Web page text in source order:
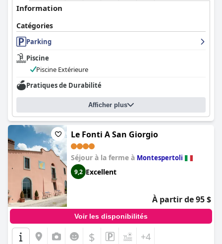
Information
Catégories
Parking
Piscine
Piscine Extérieure
Pratiques de Durabilité
Afficher plus
Le Fonti A San Giorgio
Séjour à la ferme à Montespertoli
9,2 Excellent
À partir de 95 $
Voir les disponibilités
$ +4